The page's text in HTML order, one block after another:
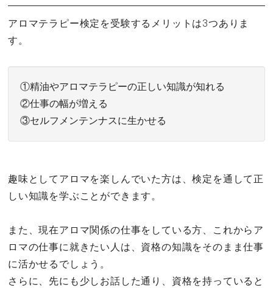
アロマテラピー検定を受験するメリットは3つありま
す。
①精油やアロマテラピーの正しい知識が知れる
②仕事の幅が増える
③セルフメンテンナスに生かせる
趣味としてアロマを楽しんでいた方は、検定を通して正
しい知識を学ぶことができます。
また、現在アロマ関係の仕事をしている方、これからア
ロマの仕事に就きたい人は、資格の知識をそのまま仕事
に活かせるでしょう。
さらに、先にも少しお話した通り、資格を持っていると